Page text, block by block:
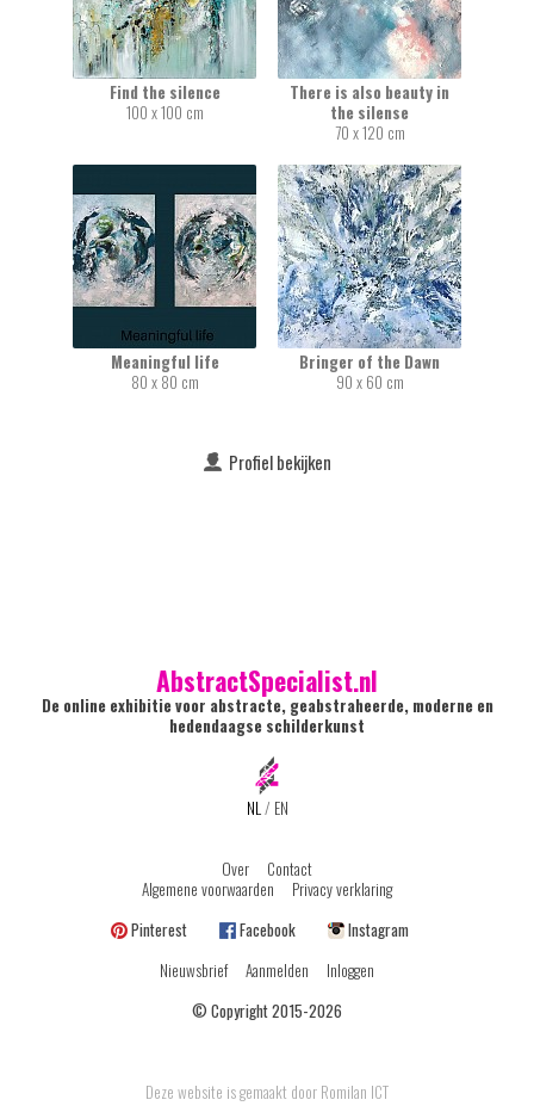
Find the silence
100 x 100 cm
There is also beauty in
the silense
70 x 120 cm
Meaningful life
80 x 80 cm
Bringer of the Dawn
90 x 60 cm
Profiel bekijken
AbstractSpecialist.nl
De online exhibitie voor abstracte, geabstraheerde, moderne en
hedendaagse schilderkunst
NL/ EN
Over
Contact
Algemene voorwaarden
Privacy verklaring
Pinterest
Facebook
Instagram
Nieuwsbrief
Aanmelden
Inloggen
© Copyright 2015-2026
Deze website is gemaakt door Romilan ICT